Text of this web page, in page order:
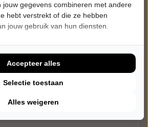
jouw gegevens combineren met andere
hebt verstrekt of die ze hebben
jouw gebruik van hun diensten.
Alles weigeren
Selectie toestaan
Accepteer alles